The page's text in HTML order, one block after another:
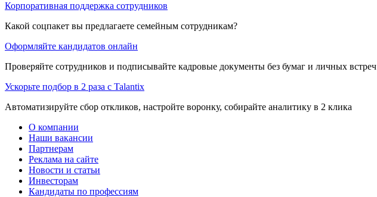
Корпоративная поддержка сотрудников
Какой соцпакет вы предлагаете семейным сотрудникам?
Оформляйте кандидатов онлайн
Проверяйте сотрудников и подписывайте кадровые документы без бумаг и личных встреч
Ускорьте подбор в 2 раза с Talantix
Автоматизируйте сбор откликов, настройте воронку, собирайте аналитику в 2 клика
О компании
Наши вакансии
Партнерам
Реклама на сайте
Новости и статьи
Инвесторам
Кандидаты по профессиям